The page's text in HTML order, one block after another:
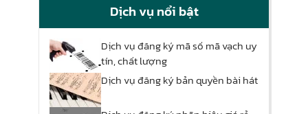
Dịch vụ nổi bật
Dịch vụ đăng ký mã số mã vạch uy
tín, chất lượng
Dịch vụ đăng ký bản quyền bài hát